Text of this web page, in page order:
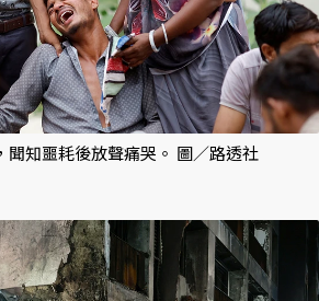
聞知噩耗後放聲痛哭。 圖／路透社